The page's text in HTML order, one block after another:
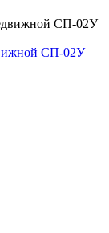
СП-02У